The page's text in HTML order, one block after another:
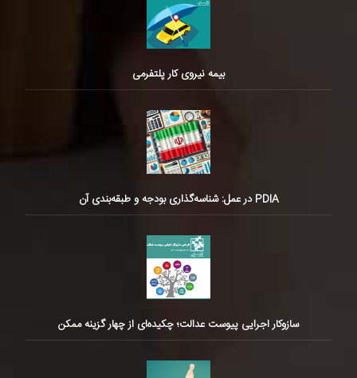
بیمه نیروی کار پلتفرمی
PDIA در عمل: شناسه‌گذاری بودجه و طبقه‌بندی آن
سازوکار اجرایی پیوست عدالت؛ چکیده‌ای از چهار گزینه ممکن